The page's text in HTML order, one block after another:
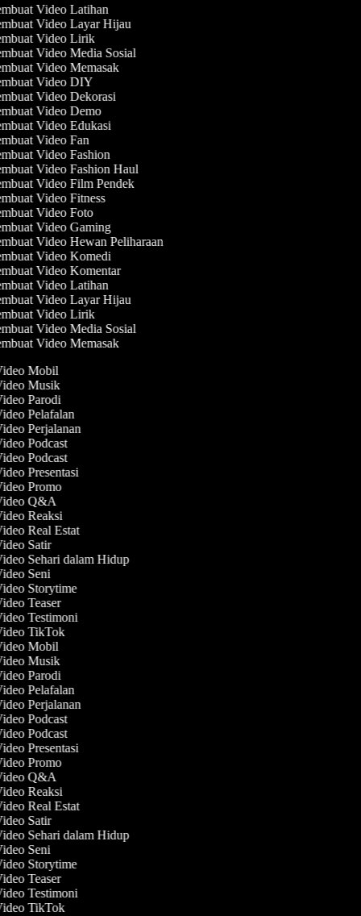
Video Latihan
Video Layar Hijau
Video Lirik
Video Media Sosial
Video Memasak
Video DIY
Video Dekorasi
Video Demo
Video Edukasi
Video Fan
Video Fashion
Video Fashion Haul
Video Film Pendek
Video Fitness
Video Foto
Video Gaming
Video Hewan Peliharaan
Video Komedi
Video Komentar
Video Latihan
Video Layar Hijau
Video Lirik
Video Media Sosial
Video Memasak
Mobil
Musik
Parodi
Pelafalan
Perjalanan
Podcast
Podcast
Presentasi
Promo
Q&A
Reaksi
Real Estat
Satir
Sehari dalam Hidup
Seni
Storytime
Teaser
Testimoni
TikTok
Mobil
Musik
Parodi
Pelafalan
Perjalanan
Podcast
Podcast
Presentasi
Promo
Q&A
Reaksi
Real Estat
Satir
Sehari dalam Hidup
Seni
Storytime
Teaser
Testimoni
TikTok